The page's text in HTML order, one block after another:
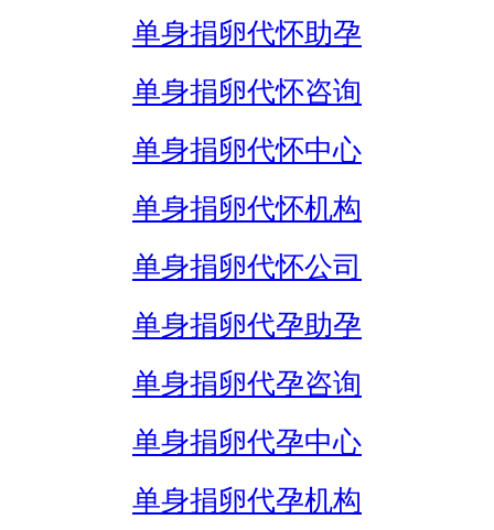
单身捐卵代怀助孕
单身捐卵代怀咨询
单身捐卵代怀中心
单身捐卵代怀机构
单身捐卵代怀公司
单身捐卵代孕助孕
单身捐卵代孕咨询
单身捐卵代孕中心
单身捐卵代孕机构